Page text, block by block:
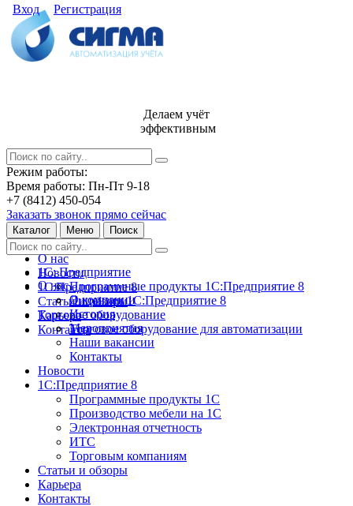
Вход Регистрация
Делаем учёт
эффективным
Режим работы:
Время работы: Пн-Пт 9-18
+7 (8412) 450-054
Заказать звонок прямо сейчас
Каталог Меню Поиск
О нас
Новости
1С:Предприятие 8
Статьи и обзоры
Карьера
Контакты
1С: Предприятие
Программные продукты 1С:Предприятие 8
Лицензии 1С:Предприятие 8
Торговое оборудование
Торговое оборудование для автоматизации
О нас
О компании
История
Мероприятия
Наши вакансии
Контакты
Новости
1С:Предприятие 8
Программные продукты 1С
Производство мебели на 1С
Электронная отчетность
ИТС
Торговым компаниям
Статьи и обзоры
Карьера
Контакты